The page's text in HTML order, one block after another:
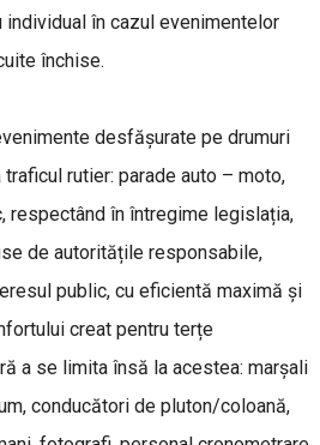
în cazul evenimentelor
închise.
desfășurate pe drumuri
rutier: parade auto – moto,
respectând în întregime legislația,
de autoritățile responsabile,
public, cu eficientă maximă și
creat pentru terțe
a se limita însă la acestea: marșali
conducători de pluton/coloană,